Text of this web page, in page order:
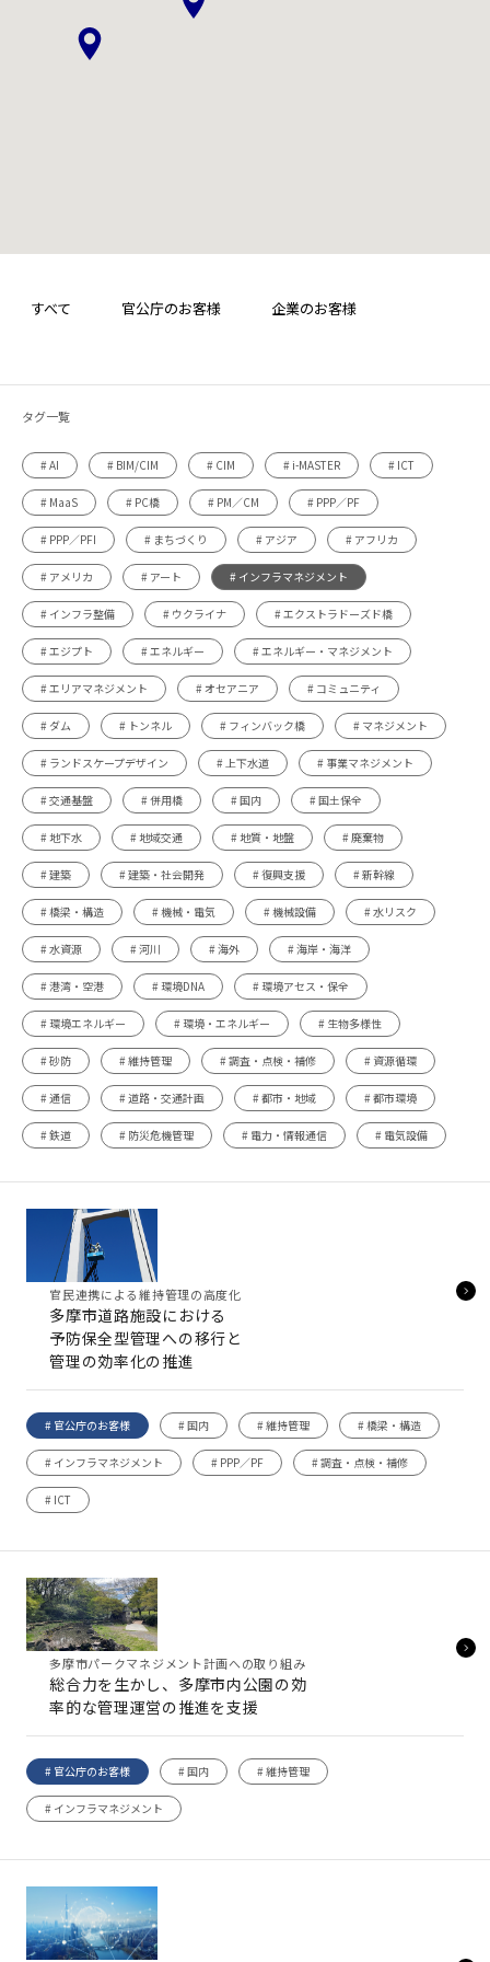
すべて 官公庁のお客様 企業のお客様
タグ一覧
# AI # BIM/CIM # CIM # i-MASTER # ICT
# MaaS # PC橋 # PM／CM # PPP／PF
# PPP／PFI # まちづくり # アジア # アフリカ
# アメリカ # アート # インフラマネジメント
# インフラ整備 # ウクライナ # エクストラドーズド橋
# エジプト # エネルギー # エネルギー・マネジメント
# エリアマネジメント # オセアニア # コミュニティ
# ダム # トンネル # フィンバック橋 # マネジメント
# ランドスケープデザイン # 上下水道 # 事業マネジメント
# 交通基盤 # 併用橋 # 国内 # 国土保全
# 地下水 # 地域交通 # 地質・地盤 # 廃棄物
# 建築 # 建築・社会開発 # 復興支援 # 新幹線
# 橋梁・構造 # 機械・電気 # 機械設備 # 水リスク
# 水資源 # 河川 # 海外 # 海岸・海洋
# 港湾・空港 # 環境DNA # 環境アセス・保全
# 環境エネルギー # 環境・エネルギー # 生物多様性
# 砂防 # 維持管理 # 調査・点検・補修 # 資源循環
# 通信 # 道路・交通計画 # 都市・地域 # 都市環境
# 鉄道 # 防災危機管理 # 電力・情報通信 # 電気設備
官民連携による維持管理の高度化
多摩市道路施設における
予防保全型管理への移行と
管理の効率化の推進
# 官公庁のお客様 # 国内 # 維持管理 # 橋梁・構造
# インフラマネジメント # PPP／PF # 調査・点検・補修
# ICT
多摩市パークマネジメント計画への取り組み
総合力を生かし、多摩市内公園の効
率的な管理運営の推進を支援
# 官公庁のお客様 # 国内 # 維持管理
# インフラマネジメント